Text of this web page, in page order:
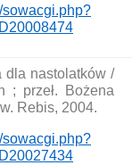
sowacgi.php?
dla nastolatków /
; przeł. Bożena
Rebis, 2004.
sowacgi.php?